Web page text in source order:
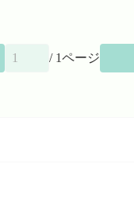
/ 1ページ